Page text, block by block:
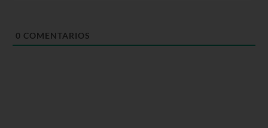
0 COMENTARIOS